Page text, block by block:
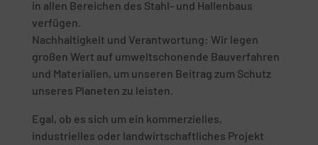
in allen Bereichen des Stahl- und Hallenbaus
verfügen.
Nachhaltigkeit und Verantwortung: Wir legen
großen Wert auf umweltschonende Bauverfahren
und Materialien, um unseren Beitrag zum Schutz
unseres Planeten zu leisten.
Egal, ob es sich um ein kommerzielles,
industrielles oder landwirtschaftliches Projekt